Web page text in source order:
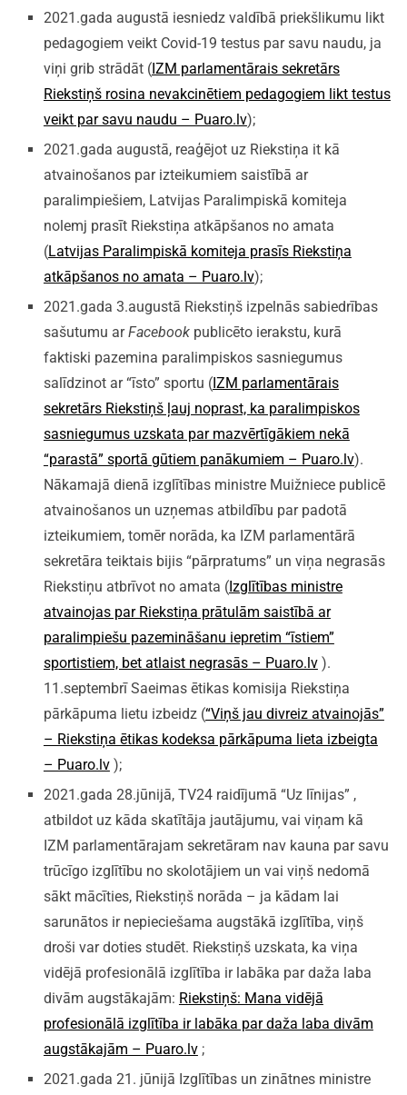
2021.gada augustā iesniedz valdībā priekšlikumu likt
pedagogiem veikt Covid-19 testus par savu naudu, ja
viņi grib strādāt (IZM parlamentārais sekretārs
Riekstiņš rosina nevakcinētiem pedagogiem likt testus
veikt par savu naudu – Puaro.lv);
2021.gada augustā, reaģējot uz Riekstiņa it kā
atvainošanos par izteikumiem saistībā ar
paralimpiešiem, Latvijas Paralimpiskā komiteja
nolemj prasīt Riekstiņa atkāpšanos no amata
(Latvijas Paralimpiskā komiteja prasīs Riekstiņa
atkāpšanos no amata – Puaro.lv);
2021.gada 3.augustā Riekstiņš izpelnās sabiedrības
sašutumu arFacebook publicēto ierakstu, kurā
faktiski pazemina paralimpiskos sasniegumus
salīdzinot ar “īsto” sportu (IZM parlamentārais
sekretārs Riekstiņš ļauj noprast, ka paralimpiskos
sasniegumus uzskata par mazvērtīgākiem nekā
“parastā” sportā gūtiem panākumiem – Puaro.lv).
Nākamajā dienā izglītības ministre Muižniece publicē
atvainošanos un uzņemas atbildību par padotā
izteikumiem, tomēr norāda, ka IZM parlamentārā
sekretāra teiktais bijis “pārpratums” un viņa negrasās
Riekstiņu atbrīvot no amata (Izglītības ministre
atvainojas par Riekstiņa prātulām saistībā ar
paralimpiešu pazemināšanu iepretim “īstiem”
sportistiem, bet atlaist negrasās – Puaro.lv).
11.septembrī Saeimas ētikas komisija Riekstiņa
pārkāpuma lietu izbeidz (“Viņš jau divreiz atvainojās”
– Riekstiņa ētikas kodeksa pārkāpuma lieta izbeigta
– Puaro.lv);
2021.gada 28.jūnijā, TV24 raidījumā “Uz līnijas” ,
atbildot uz kāda skatītāja jautājumu, vai viņam kā
IZM parlamentārajam sekretāram nav kauna par savu
trūcīgo izglītību no skolotājiem un vai viņš nedomā
sākt mācīties, Riekstiņš norāda – ja kādam lai
sarunātos ir nepieciešama augstākā izglītība, viņš
droši var doties studēt. Riekstiņš uzskata, ka viņa
vidējā profesionālā izglītība ir labāka par daža laba
divām augstākajām: Riekstiņš: Mana vidējā
profesionālā izglītība ir labāka par daža laba divām
augstākajām – Puaro.lv;
2021.gada 21. jūnijā Izglītības un zinātnes ministre